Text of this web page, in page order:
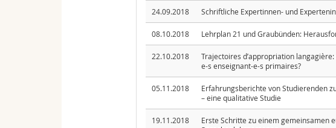
24.09.2018 Schriftliche Expertinnen- und
08.10.2018 Lehrplan 21 und Graubünden:
22.10.2018
Trajectoires d’appropriation
e-s enseignant-e-s primaires?
05.11.2018
Erfahrungsberichte von Studierenden
– eine qualitative Studie
19.11.2018
Erste Schritte zu einem gemeinsamen